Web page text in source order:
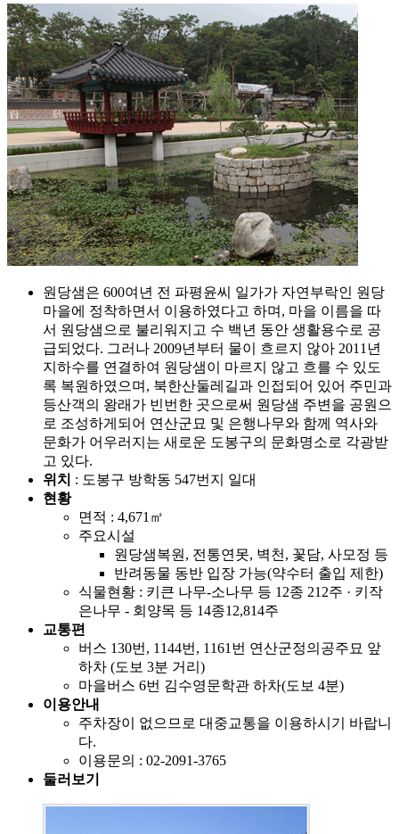
원당샘은 600여년 전 파평윤씨 일가가 자연부락인 원당
마을에 정착하면서 이용하였다고 하며, 마을 이름을 따
서 원당샘으로 불리워지고 수 백년 동안 생활용수로 공
급되었다. 그러나 2009년부터 물이 흐르지 않아 2011년
지하수를 연결하여 원당샘이 마르지 않고 흐를 수 있도
록 복원하였으며, 북한산둘레길과 인접되어 있어 주민과
등산객의 왕래가 빈번한 곳으로써 원당샘 주변을 공원으
로 조성하게되어 연산군묘 및 은행나무와 함께 역사와
문화가 어우러지는 새로운 도봉구의 문화명소로 각광받
고 있다.
위치 : 도봉구 방학동 547번지 일대
현황
면적 : 4,671㎡
주요시설
원당샘복원, 전통연못, 벽천, 꽃담, 사모정 등
반려동물 동반 입장 가능(약수터 출입 제한)
식물현황 : 키큰 나무-소나무 등 12종 212주 · 키작
은나무 - 회양목 등 14종12,814주
교통편
버스 130번, 1144번, 1161번 연산군정의공주묘 앞
하차 (도보 3분 거리)
마을버스 6번 김수영문학관 하차(도보 4분)
이용안내
주차장이 없으므로 대중교통을 이용하시기 바랍니
다.
이용문의 : 02-2091-3765
둘러보기